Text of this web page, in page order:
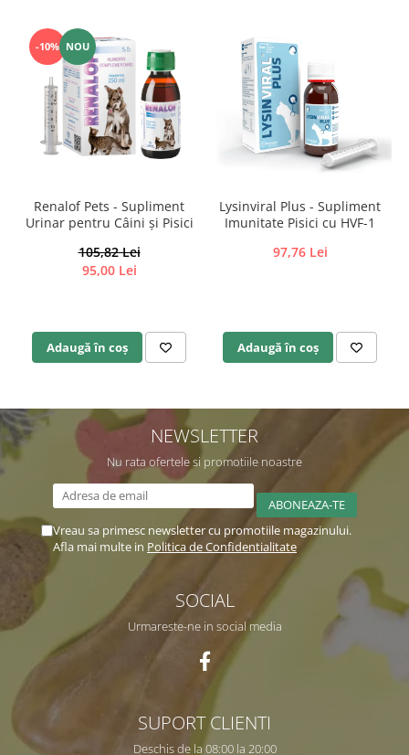
-10% NOU
Renalof Pets - Supliment
Urinar pentru Câini și Pisici
105,82 Lei
95,00 Lei
Adaugă în coș
Lysinviral Plus - Supliment
Imunitate Pisici cu HVF-1
97,76 Lei
Adaugă în coș
NEWSLETTER
Nu rata ofertele si promotiile noastre
Vreau sa primesc newsletter cu promotiile magazinului.
Afla mai multe in Politica de Confidentialitate
SOCIAL
Urmareste-ne in social media
SUPORT CLIENTI
Deschis de la 08:00 la 20:00